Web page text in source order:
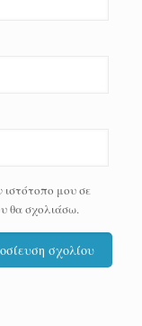
μου σε
θα σχολιάσω.